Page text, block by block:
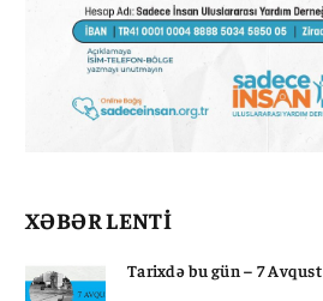
XƏBƏR LENTİ
Tarixdə bu gün – 7 Avqust